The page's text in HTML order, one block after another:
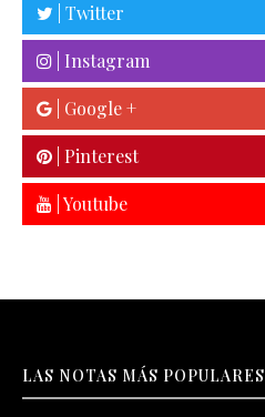
| Twitter
| Instagram
| Google +
| Pinterest
| Youtube
LAS NOTAS MÁS POPULARES